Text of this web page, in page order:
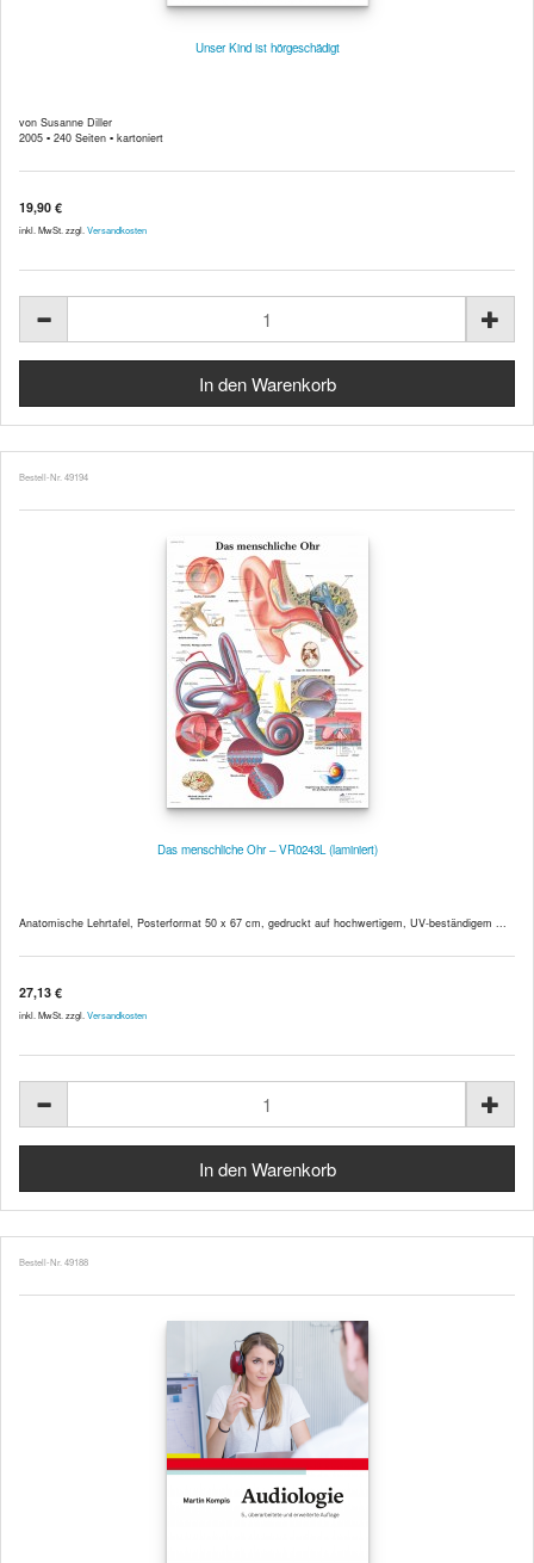
Unser Kind ist hörgeschädigt
von Susanne Diller
2005 ▪ 240 Seiten ▪ kartoniert
19,90 €
inkl. MwSt. zzgl. Versandkosten
Bestell-Nr. 49194
Das menschliche Ohr – VR0243L (laminiert)
Anatomische Lehrtafel, Posterformat 50 x 67 cm, gedruckt auf hochwertigem, UV-beständigem ...
27,13 €
inkl. MwSt. zzgl. Versandkosten
Bestell-Nr. 49188